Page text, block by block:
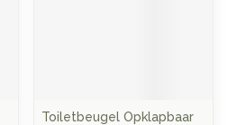
Toiletbeugel Opklapbaar